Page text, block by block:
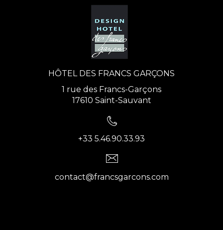
HÔTEL DES FRANCS GARÇONS
1 rue des Francs-Garçons
17610 Saint-Sauvant
+33 5.46.90.33.93
contact@francsgarcons.com